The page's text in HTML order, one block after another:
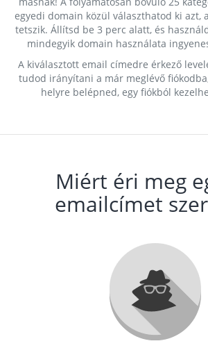
egyedi domain közül választhatod ki azt,
tetszik. Állítsd be 3 perc alatt, és
mindegyik domain használata
A kiválasztott email címedre érkező
tudod irányítani a már meglévő
helyre belépned, egy fiókból
Miért éri meg
emailcímet